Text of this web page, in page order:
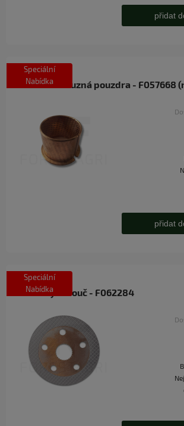
přidat
Bronzová kluzná pouzdra - F057668
přidat
Speciální
Nabídka
Brzdový kotouč - F062284
Speciální
Nabídka